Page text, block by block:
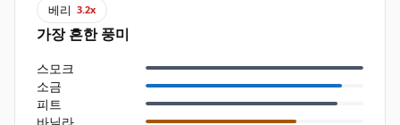
베리 3.2x
가장 흔한 풍미
스모크
소금
피트